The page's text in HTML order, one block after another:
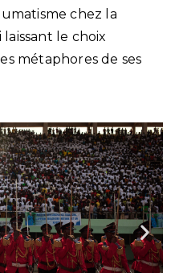
chez la
le choix
métaphores de ses